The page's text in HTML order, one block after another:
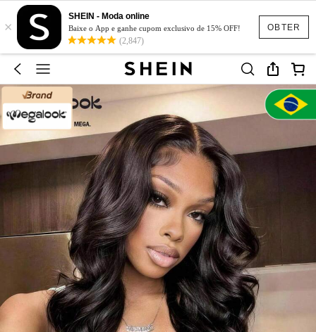
OBTER
×
SHEIN - Moda online
Baixe o App e ganhe cupom exclusivo de 15% OFF!
(2,847)